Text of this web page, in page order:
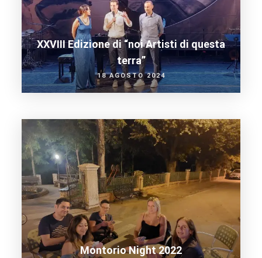
XXVIII Edizione di “noi Artisti di questa
terra”
18 AGOSTO 2024
Montorio Night 2022